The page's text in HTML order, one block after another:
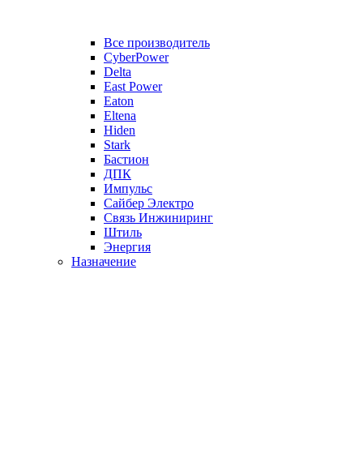
Все производитель
CyberPower
Delta
East Power
Eaton
Eltena
Hiden
Stark
Бастион
ДПК
Импульс
Сайбер Электро
Связь Инжиниринг
Штиль
Энергия
Назначение